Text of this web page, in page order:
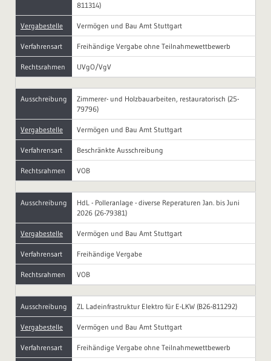
811314)
Vergabestelle Vermögen und Bau Amt Stuttgart
Verfahrensart Freihändige Vergabe ohne Teilnahmewettbewerb
Rechtsrahmen UVgO/VgV
Ausschreibung
Zimmerer- und Holzbauarbeiten, restauratorisch (25-
79796)
Vergabestelle Vermögen und Bau Amt Stuttgart
Verfahrensart Beschränkte Ausschreibung
Rechtsrahmen VOB
Ausschreibung
HdL - Polleranlage - diverse Reperaturen Jan. bis Juni
2026 (26-79381)
Vergabestelle Vermögen und Bau Amt Stuttgart
Verfahrensart Freihändige Vergabe
Rechtsrahmen VOB
Ausschreibung ZL Ladeinfrastruktur Elektro für E-LKW (B26-811292)
Vergabestelle Vermögen und Bau Amt Stuttgart
Verfahrensart Freihändige Vergabe ohne Teilnahmewettbewerb